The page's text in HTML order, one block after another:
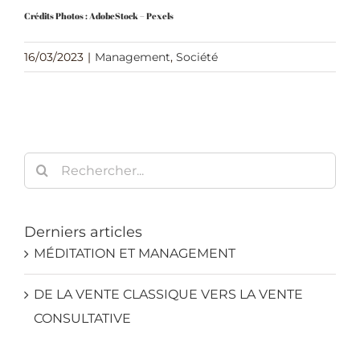
Crédits Photos : AdobeStock – Pexels
16/03/2023 | Management, Société
Rechercher:
Derniers articles
MÉDITATION ET MANAGEMENT
DE LA VENTE CLASSIQUE VERS LA VENTE
CONSULTATIVE